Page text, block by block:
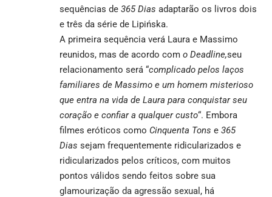
sequências de 365 Dias adaptarão os livros dois
e três da série de Lipińska.
A primeira sequência verá Laura e Massimo
reunidos, mas de acordo com o Deadline,seu
relacionamento será “complicado pelos laços
familiares de Massimo e um homem misterioso
que entra na vida de Laura para conquistar seu
coração e confiar a qualquer custo“. Embora
filmes eróticos como Cinquenta Tons e 365
Dias sejam frequentemente ridicularizados e
ridicularizados pelos críticos, com muitos
pontos válidos sendo feitos sobre sua
glamourização da agressão sexual, há